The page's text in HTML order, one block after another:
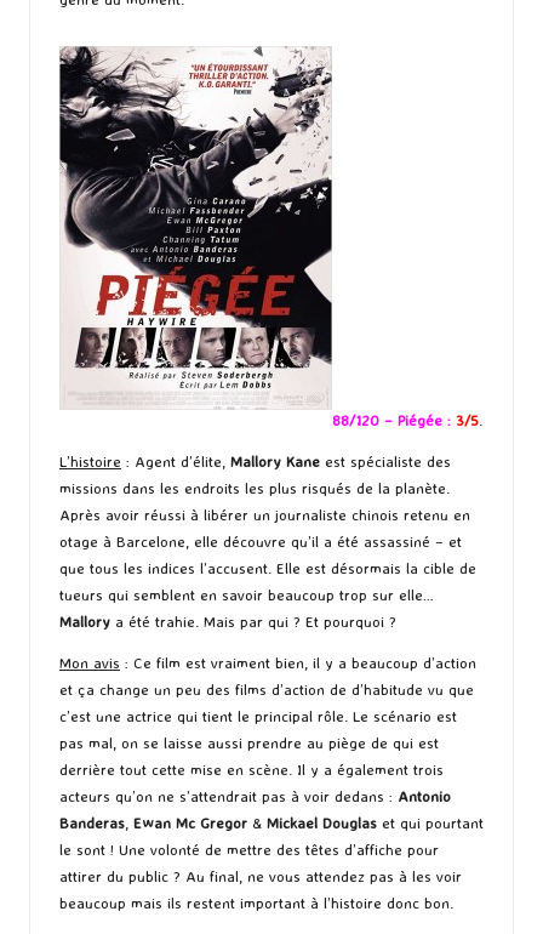
88/120 – Piégée : 3/5
L’histoire : Agent d’élite, Mallory Kane est spécialiste des
missions dans les endroits les plus risqués de la planète.
Après avoir réussi à libérer un journaliste chinois retenu en
otage à Barcelone, elle découvre qu’il a été assassiné – et
que tous les indices l’accusent. Elle est désormais la cible de
tueurs qui semblent en savoir beaucoup trop sur elle…
Mallory a été trahie. Mais par qui ? Et pourquoi ?
Mon avis : Ce film est vraiment bien, il y a beaucoup d’action
et ça change un peu des films d’action de d’habitude vu que
c’est une actrice qui tient le principal rôle. Le scénario est
pas mal, on se laisse aussi prendre au piège de qui est
derrière tout cette mise en scène. Il y a également trois
acteurs qu’on ne s’attendrait pas à voir dedans : Antonio
Banderas Ewan Mc Gregor & Mickael Douglas et qui pourtant
le sont ! Une volonté de mettre des têtes d’affiche pour
attirer du public ? Au final, ne vous attendez pas à les voir
beaucoup mais ils restent important à l’histoire donc bon.